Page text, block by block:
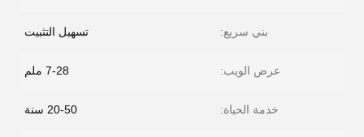
بني سريع: تسهيل التثبيت
عرض الويب: 7-28 ملم
خدمة الحياة: 20-50 سنة